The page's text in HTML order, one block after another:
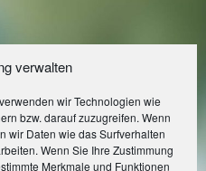
verwalten
wir Technologien wie
bzw. darauf zuzugreifen. Wenn
wir Daten wie das Surfverhalten
Wenn Sie Ihre Zustimmung
Merkmale und Funktionen